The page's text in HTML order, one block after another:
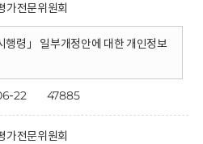
가전문위원회
행령」 일부개정안에 대한 개인정보
22 47885
가전문위원회